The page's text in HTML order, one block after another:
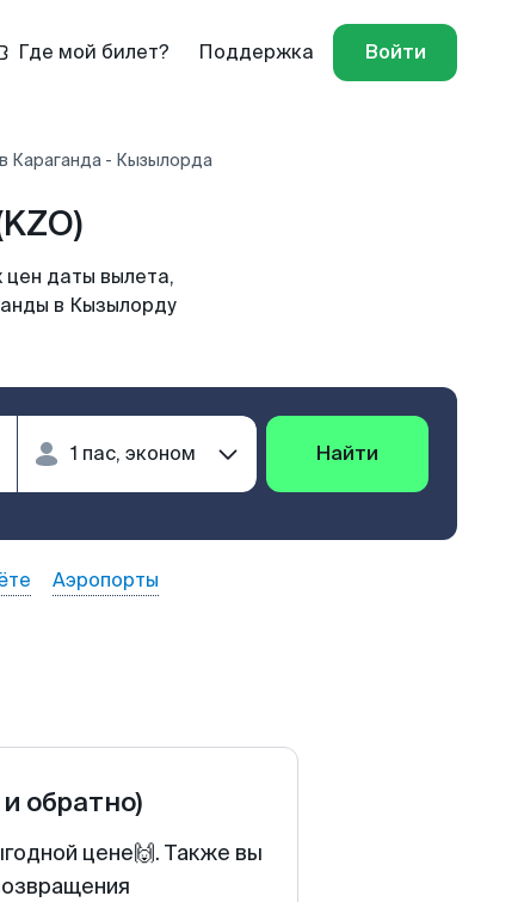
Где мой билет? Поддержка Войти
Караганда - Кызылорда
даты вылета,
в Кызылорду
Найти
Аэропорты
обратно)
цене🙌. Также вы